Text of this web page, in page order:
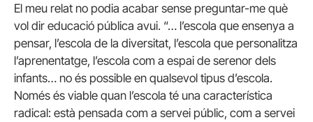
El meu relat no podia acabar sense preguntar-me què
vol dir educació pública avui. “… l’escola que ensenya a
pensar, l’escola de la diversitat, l’escola que personalitza
l’aprenentatge, l’escola com a espai de serenor dels
infants… no és possible en qualsevol tipus d’escola.
Només és viable quan l’escola té una característica
radical: està pensada com a servei públic, com a servei